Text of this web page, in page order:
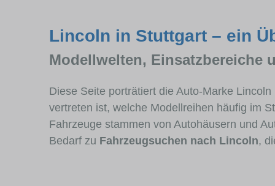
Lincoln in Stuttgart – ein
Modellwelten, Einsatzbereiche
Diese Seite porträtiert die Auto-Marke
vertreten ist, welche Modellreihen häufig im
Fahrzeuge stammen von Autohäusern und
Bedarf zu Fahrzeugsuchen nach Lincoln,